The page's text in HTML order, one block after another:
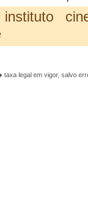
instituto
legal em vigor, salvo